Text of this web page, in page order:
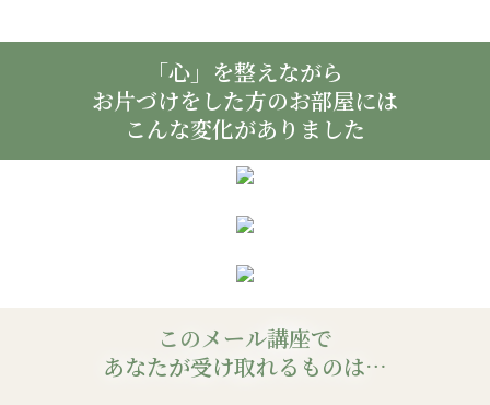
「心」を整えながら
お片づけをした方のお部屋には
こんな変化がありました
このメール講座で
あなたが受け取れるものは…